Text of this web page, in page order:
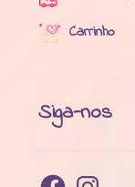
Carrinho
Siga-nos
FacebookInstagram